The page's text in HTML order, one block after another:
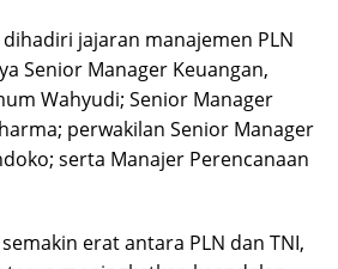
jajaran manajemen PLN
Senior Manager Keuangan,
Wahyudi; Senior Manager
perwakilan Senior Manager
serta Manajer Perencanaan
erat antara PLN dan TNI,